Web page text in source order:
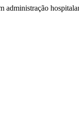
administração